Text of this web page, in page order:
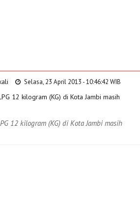
Selasa, 23 April 2013 - 10:46:42 WIB
12 kilogram (KG) di Kota Jambi masih